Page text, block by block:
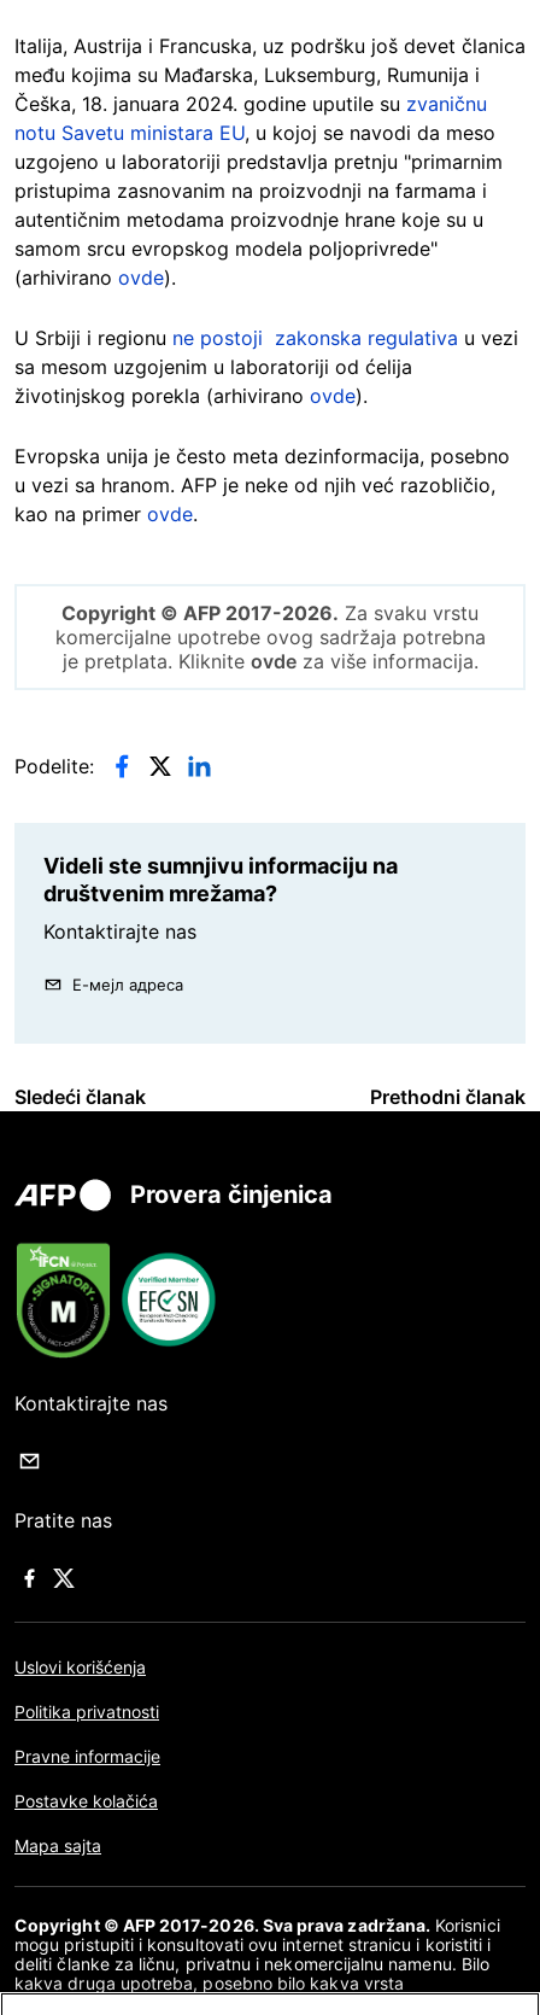
Italija, Austrija i Francuska, uz podršku još devet članica
među kojima su Mađarska, Luksemburg, Rumunija i
Češka, 18. januara 2024. godine uputile su zvaničnu
notu Savetu ministara EU, u kojoj se navodi da meso
uzgojeno u laboratoriji predstavlja pretnju "primarnim
pristupima zasnovanim na proizvodnji na farmama i
autentičnim metodama proizvodnje hrane koje su u
samom srcu evropskog modela poljoprivrede"
(arhivirano ovde).
U Srbiji i regionu ne postoji zakonska regulativa u vezi
sa mesom uzgojenim u laboratoriji od ćelija
životinjskog porekla (arhivirano ovde).
Evropska unija je često meta dezinformacija, posebno
u vezi sa hranom. AFP je neke od njih već razobličio,
kao na primer ovde.
Copyright © AFP 2017-2026. Za svaku vrstu
komercijalne upotrebe ovog sadržaja potrebna
je pretplata. Kliknite ovdeza više informacija.
Podelite:
Videli ste sumnjivu informaciju na
društvenim mrežama?
Kontaktirajte nas
Е-мејл адреса
Sledeći članak Prethodni članak
Provera činjenica
Kontaktirajte nas
Pratite nas
Uslovi korišćenja
Politika privatnosti
Pravne informacije
Postavke kolačića
Mapa sajta
Copyright © AFP 2017-2026. Sva prava zadržana. Korisnici
mogu pristupiti i konsultovati ovu internet stranicu i koristiti i
deliti članke za ličnu, privatnu i nekomercijalnu namenu. Bilo
kakva druga upotreba, posebno bilo kakva vrsta